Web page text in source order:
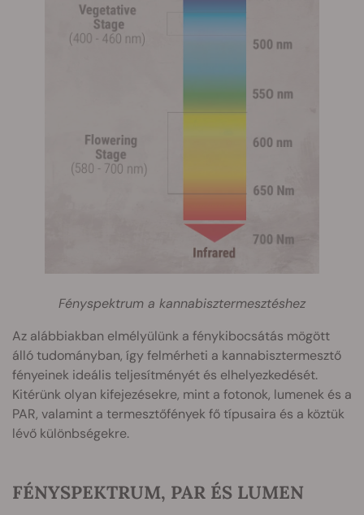
Fényspektrum a kannabisztermesztéshez
Az alábbiakban elmélyülünk a fénykibocsátás mögött
álló tudományban, így felmérheti a kannabisztermesztő
fényeinek ideális teljesítményét és elhelyezkedését.
Kitérünk olyan kifejezésekre, mint a fotonok, lumenek és a
PAR, valamint a termesztőfények fő típusaira és a köztük
lévő különbségekre.
FÉNYSPEKTRUM, PAR ÉS LUMEN